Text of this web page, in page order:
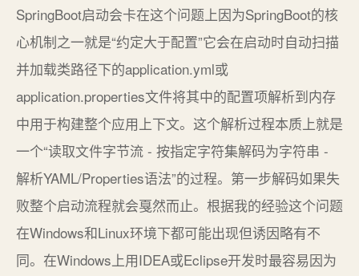
SpringBoot启动会卡在这个问题上因为SpringBoot的核
心机制之一就是“约定大于配置”它会在启动时自动扫描
并加载类路径下的application.yml或
application.properties文件将其中的配置项解析到内存
中用于构建整个应用上下文。这个解析过程本质上就是
一个“读取文件字节流 - 按指定字符集解码为字符串 -
解析YAML/Properties语法”的过程。第一步解码如果失
败整个启动流程就会戛然而止。根据我的经验这个问题
在Windows和Linux环境下都可能出现但诱因略有不
同。在Windows上用IDEA或Eclipse开发时最容易因为